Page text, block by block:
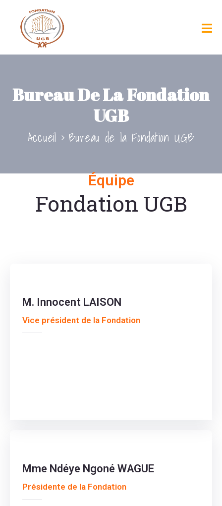
Bureau De La Fondation
UGB
Accueil Bureau de la Fondation UGB
Équipe
Fondation UGB
M. Innocent LAISON
Vice président de la Fondation
Mme Ndéye Ngoné WAGUE
Présidente de la Fondation